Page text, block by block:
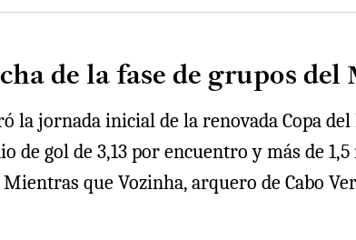
de la fase de grupos del
la jornada inicial de la renovada Copa
de gol de 3,13 por encuentro y más de
que Vozinha, arquero de Cabo